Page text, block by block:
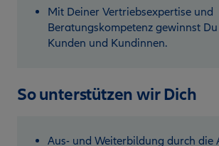
Mit Deiner Vertriebsexpertise und
Beratungskompetenz gewinnst
Kunden und Kundinnen.
So unterstützen wir Dich
Aus- und Weiterbildung durch die